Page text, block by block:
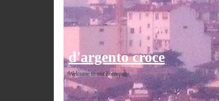
d'argento croce
Welcome to our homepage